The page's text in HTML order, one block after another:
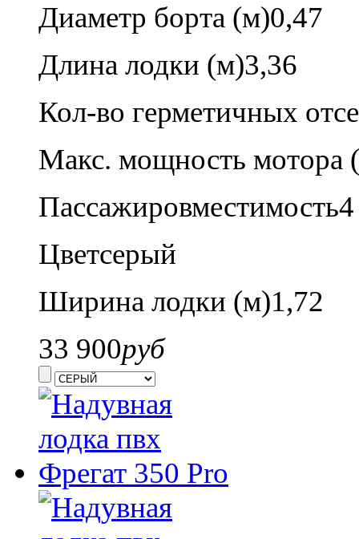
Диаметр борта (м)0,47
Длина лодки (м)3,36
Кол-во герметичных
Макс. мощность мотора
Пассажировместимость4
Цветсерый
Ширина лодки (м)1,72
33 900руб